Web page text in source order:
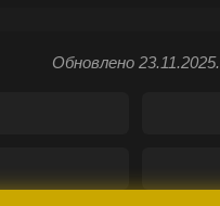
Обновлено 23.11.2025.